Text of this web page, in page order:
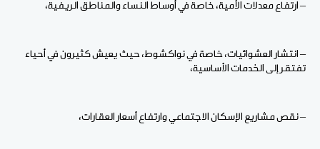
– ارتفاع معدلات الأمية، خاصة في أوساط النساء والمناطق الريفية،
– انتشار العشوائيات، خاصة في نواكشوط، حيث يعيش كثيرون في أحياء
تفتقر إلى الخدمات الأساسية،
– نقص مشاريع الإسكان الاجتماعي وارتفاع أسعار العقارات،